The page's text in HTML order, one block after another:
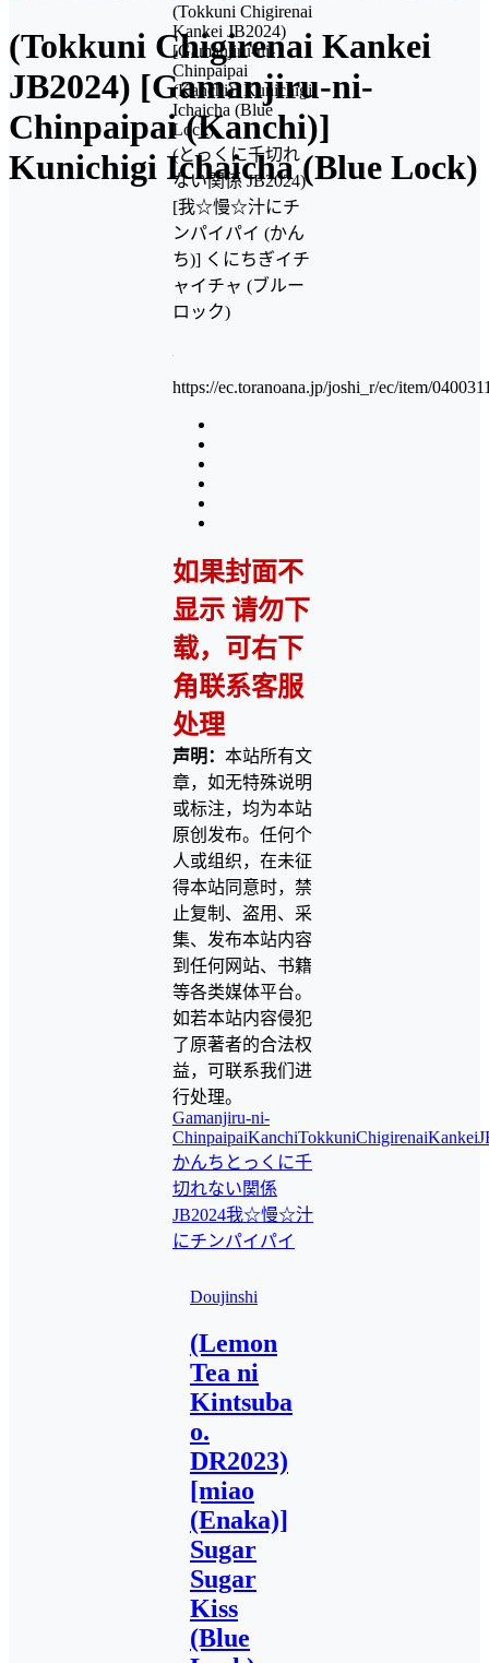
(Tokkuni Chigirenai Kankei
JB2024) [Gamanjiru-ni-
Chinpaipai (Kanchi)]
Kunichigi Ichaicha (Blue Lock)
(Tokkuni Chigirenai
Kankei JB2024)
[Gamanjiru-ni-
Chinpaipai
(Kanchi)] Kunichigi
Ichaicha (Blue
Lock)
(とっくに千切れ
ない関係 JB2024)
[我☆慢☆汁にチ
ンパイパイ (かん
ち)] くにちぎイチ
ャイチャ (ブルー
ロック)
https://ec.toranoana.jp/joshi_r/ec/item/
如果封面不
显示 请勿下
载，可右下
角联系客服
处理
声明： 本站所有文
章，如无特殊说明
或标注，均为本站
原创发布。任何个
人或组织，在未征
得本站同意时，禁
止复制、盗用、采
集、发布本站内容
到任何网站、书籍
等各类媒体平台。
如若本站内容侵犯
了原著者的合法权
益，可联系我们进
行处理。
Gamanjiru-ni-
ChinpaipaiKanchi
かんち とっくに千
切れない関係
JB2024我☆慢☆汁
にチンパイパイ
Doujinshi
(Lemon
Tea ni
Kintsuba
o.
DR2023)
[miao
(Enaka)]
Sugar
Sugar
Kiss
(Blue